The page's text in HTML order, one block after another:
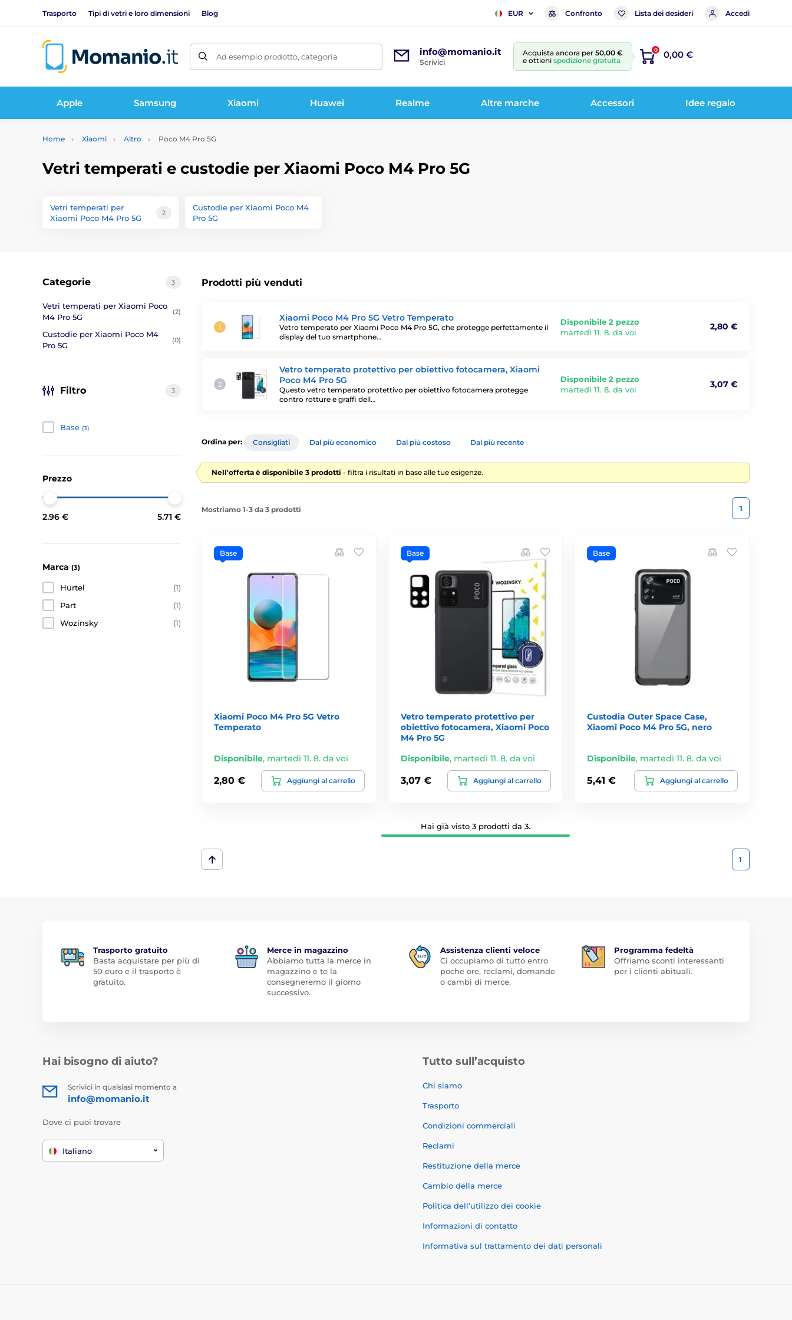
Trasporto Tipi di vetri e loro dimensioni Blog EUR Confronto Lista dei desideri Accedi
Ad esempio prodotto, categoria info@momanio.it
Scrivici
Acquista ancora per 50,00 €
e ottieni spedizione gratuita
0 0,00 €
Apple Samsung Xiaomi Huawei Realme Altre marche Accessori Idee regalo
Home Xiaomi Altro Poco M4 Pro 5G
Vetri temperati e custodie per Xiaomi Poco M4 Pro 5G
Vetri temperati per
Xiaomi Poco M4 Pro 5G
2
Custodie per Xiaomi Poco M4
Pro 5G
Prodotti più venduti
Xiaomi Poco M4 Pro 5G Vetro Temperato
Vetro temperato per Xiaomi Poco M4 Pro 5G, che protegge perfettamente il
display del tuo smartphone…
Disponibile 2 pezzo
martedì 11. 8. da voi
2,80 €
Vetro temperato protettivo per obiettivo fotocamera, Xiaomi
Poco M4 Pro 5G
Questo vetro temperato protettivo per obiettivo fotocamera protegge
contro rotture e graffi dell…
Disponibile 2 pezzo
martedì 11. 8. da voi
3,07 €
3
Categorie
Vetri temperati per Xiaomi Poco
M4 Pro 5G
(2)
Custodie per Xiaomi Poco M4
Pro 5G
(0)
Filtro 3
Base (3)
Prezzo
2.96 € 5.71 €
Marca (3)
Hurtel
(1)
Part
(1)
Wozinsky
(1)
Ordina per: Consigliati Dal più economico Dal più costoso Dal più recente
Nell'offerta è disponibile 3 prodotti - filtra i risultati in base alle tue esigenze.
Mostriamo 1-3 da 3 prodotti 1
Base
Xiaomi Poco M4 Pro 5G Vetro
Temperato
Disponibile, martedì 11. 8. da voi
2,80 € Aggiungi al carrello
Base
Vetro temperato protettivo per
obiettivo fotocamera, Xiaomi Poco
M4 Pro 5G
Disponibile, martedì 11. 8. da voi
3,07 € Aggiungi al carrello
Base
Custodia Outer Space Case,
Xiaomi Poco M4 Pro 5G, nero
Disponibile, martedì 11. 8. da voi
5,41 € Aggiungi al carrello
Hai già visto 3 prodotti da 3.
1
Trasporto gratuito
Basta acquistare per più di
50 euro e il trasporto è
gratuito.
Merce in magazzino
Abbiamo tutta la merce in
magazzino e te la
consegneremo il giorno
successivo.
Assistenza clienti veloce
Ci occupiamo di tutto entro
poche ore, reclami, domande
o cambi di merce.
Programma fedeltà
Offriamo sconti interessanti
per i clienti abituali.
Hai bisogno di aiuto?
Scrivici in qualsiasi momento a
info@momanio.it
Dove ci puoi trovare
Italiano
Tutto sull’acquisto
Chi siamo
Trasporto
Condizioni commerciali
Reclami
Restituzione della merce
Cambio della merce
Politica dell’utilizzo dei cookie
Informazioni di contatto
Informativa sul trattamento dei dati personali